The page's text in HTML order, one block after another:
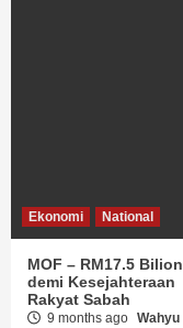
Ekonomi National
MOF – RM17.5 Bilion
demi Kesejahteraan
Rakyat Sabah
9 months ago Wahyu